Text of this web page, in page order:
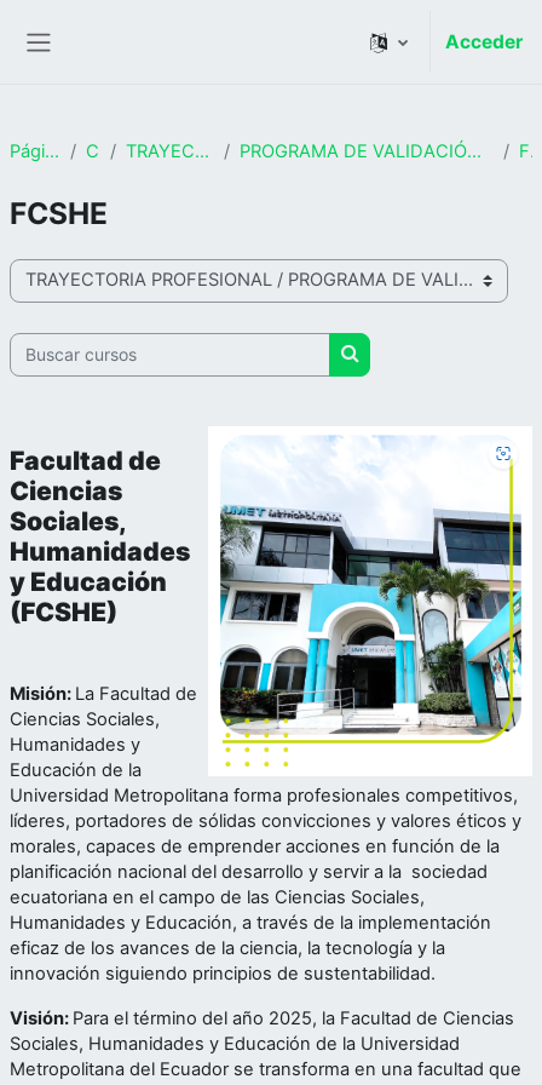
Acceder
Página Principal Cursos TRAYECTORIA PROFESIONAL PROGRAMA DE VALIDACIÓN DE CONOCIMIENTOS Y EJERCICIO PROFESIONAL
FCSHE
Categorías
Buscar cursos
Buscar cursos
Facultad de
Ciencias
Sociales,
Humanidades
y Educación
(FCSHE)
Misión: La Facultad de
Ciencias Sociales,
Humanidades y
Educación de la
Universidad Metropolitana forma profesionales competitivos,
líderes, portadores de sólidas convicciones y valores éticos y
morales, capaces de emprender acciones en función de la
planificación nacional del desarrollo y servir a la sociedad
ecuatoriana en el campo de las Ciencias Sociales,
Humanidades y Educación, a través de la implementación
eficaz de los avances de la ciencia, la tecnología y la
innovación siguiendo principios de sustentabilidad.
Visión: Para el término del año 2025, la Facultad de Ciencias
Sociales, Humanidades y Educación de la Universidad
Metropolitana del Ecuador se transforma en una facultad que